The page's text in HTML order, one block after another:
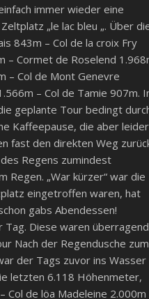
immer wieder eine
„le lac bleu „. Über
843m – Col de la croix Fry
– Cormet de Roselend
– Col de Mont Genevre
– Col de Tamie 907m.
geplante Tour bedingt
Kaffeepause, die aber leider
fast den direkten Weg
Regens zumindest
Regen. „War kürzer“ war die
eingetroffen waren, hat
gabs Abendessen!
Tag. Diese waren überragend
Nach der Regendusche zum
der Tags zuvor ins Wasser
letzten 6.118 Höhenmeter,
Col de löa Madeleine 2.000m